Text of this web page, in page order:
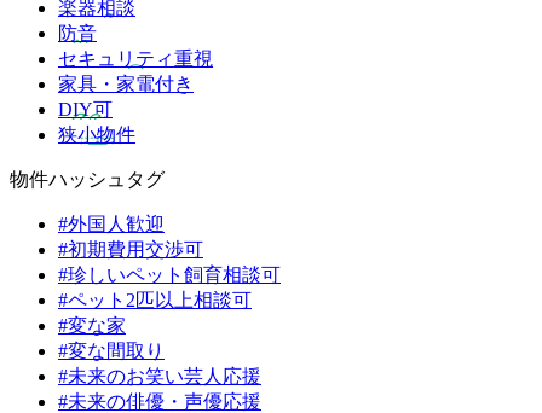
楽器相談
防音
セキュリティ重視
家具・家電付き
DIY可
狭小物件
物件ハッシュタグ
#外国人歓迎
#初期費用交渉可
#珍しいペット飼育相談可
#ペット2匹以上相談可
#変な家
#変な間取り
#未来のお笑い芸人応援
#未来の俳優・声優応援